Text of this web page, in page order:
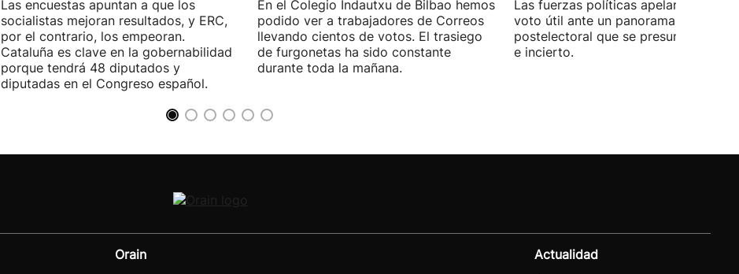
Las encuestas apuntan a que los
socialistas mejoran resultados, y ERC,
por el contrario, los empeoran.
Cataluña es clave en la gobernabilidad
porque tendrá 48 diputados y
diputadas en el Congreso español.
En el Colegio Indautxu de Bilbao hemos
podido ver a trabajadores de Correos
llevando cientos de votos. El trasiego
de furgonetas ha sido constante
durante toda la mañana.
Las fuerzas políticas apelaron ayer al
voto útil ante un panorama
postelectoral que se presume
e incierto.
Orain Actualidad